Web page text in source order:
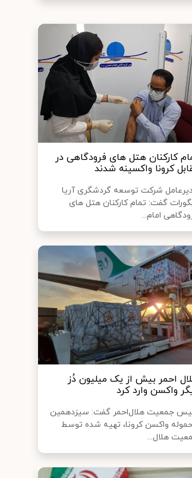
کارکنان هتل های فرودگاهی در
کرونا واکسینه شدند
شرکت توسعه گردشگری آریا
گفت: تمام کارکنان هتل های
امام...
احمر بیش از یک میلیون دُز
واکسن وارد کرد
جمعیت هلال‌احمر گفت: سیزدهمین
واکسن کرونا، تهیه شده توسط
هلال...